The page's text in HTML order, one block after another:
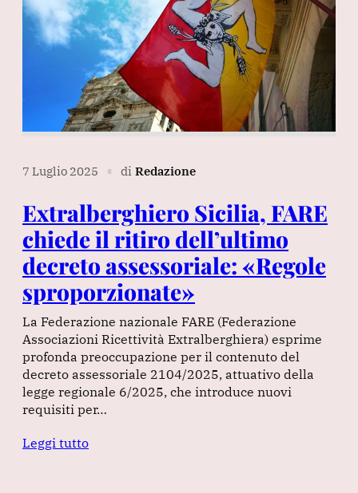
7 Luglio 2025 ∎ di Redazione
Extralberghiero Sicilia, FARE
chiede il ritiro dell’ultimo
decreto assessoriale: «Regole
sproporzionate»
La Federazione nazionale FARE (Federazione
Associazioni Ricettività Extralberghiera) esprime
profonda preoccupazione per il contenuto del
decreto assessoriale 2104/2025, attuativo della
legge regionale 6/2025, che introduce nuovi
requisiti per…
Leggi tutto